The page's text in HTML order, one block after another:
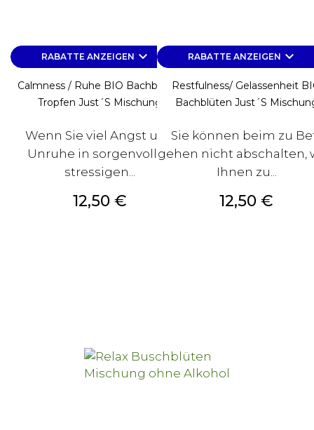
RABATTE ANZEIGEN keyboard_arrow_down
Calmness / Ruhe BIO Bachblüten
Tropfen Just´s Mischung
Wenn Sie viel Angst und
Unruhe in sorgenvollen
stressigen...
Preis
12,50 €
RABATTE ANZEIGEN keyboard_arrow_down
Restfulness/ Gelassenheit
Bachblüten Just´s
Sie können beim zu
gehen nicht abschalten,
Ihnen zu...
Preis
12,50 €